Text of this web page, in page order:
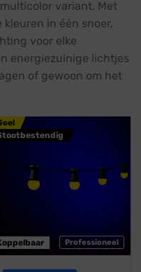
variant. Met
in één snoer,
voor elke
energiezuinige lichtjes
of gewoon om het
Professioneel